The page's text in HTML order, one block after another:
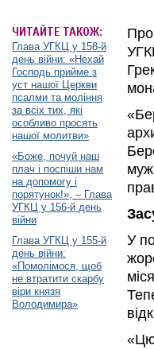
ЧИТАЙТЕ ТАКОЖ:
Глава УГКЦ у 158-й
день війни: «Нехай
Господь прийме з
уст нашої Церкви
псалми та моління
за всіх тих, які
особливо просять
нашої молитви»
«Боже, почуй наш
плач і поспіши нам
на допомогу і
порятунок!», – Глава
УГКЦ у 156-й день
війни
Глава УГКЦ у 155-й
день війни:
«Помолімося, щоб
не втратити скарбу
віри князя
Володимира»
У
«Цю